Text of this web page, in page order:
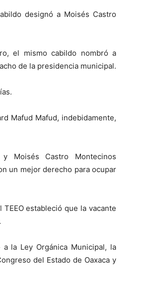
designó a Moisés Castro
el mismo cabildo nombró a
de la presidencia municipal.
Mafud Mafud, indebidamente,
Moisés Castro Montecinos
un mejor derecho para ocupar
estableció que la vacante
la Ley Orgánica Municipal, la
del Estado de Oaxaca y